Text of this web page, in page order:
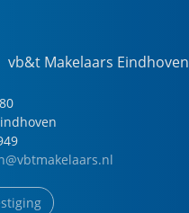
vb&t Makelaars Eindhoven